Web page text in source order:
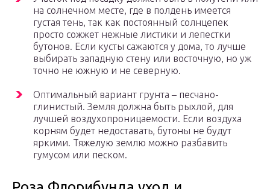
на солнечном месте, где в полдень имеется
густая тень, так как постоянный солнцепек
просто сожжет нежные листики и лепестки
бутонов. Если кусты сажаются у дома, то лучше
выбирать западную стену или восточную, но уж
точно не южную и не северную.
Оптимальный вариант грунта – песчано-
глинистый. Земля должна быть рыхлой, для
лучшей воздухопроницаемости. Если воздуха
корням будет недоставать, бутоны не будут
яркими. Тяжелую землю можно разбавить
гумусом или песком.